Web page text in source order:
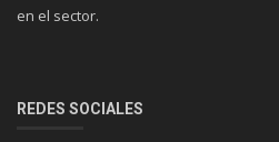
en el sector.
REDES SOCIALES